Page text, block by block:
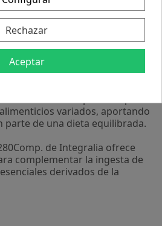
adaptándose a diferentes
controles de calidad que
estabilidad de sus ingredientes.
de cerveza seleccionada, este
variados, aportando
de una dieta equilibrada.
de Integralia ofrece
complementar la ingesta de
derivados de la
Rechazar
Aceptar